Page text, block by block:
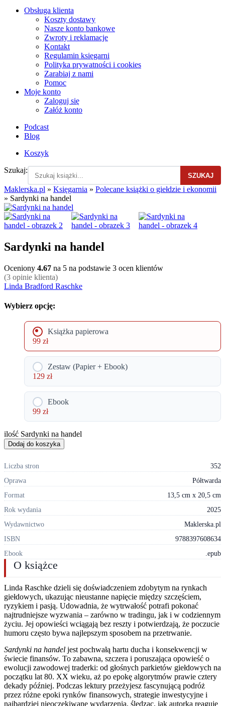
Obsługa klienta
Koszty dostawy
Nasze konto bankowe
Zwroty i reklamacje
Kontakt
Regulamin księgarni
Polityka prywatności i cookies
Zarabiaj z nami
Pomoc
Moje konto
Zaloguj się
Załóż konto
Podcast
Blog
Koszyk
Szukaj:
SZUKAJ
Maklerska.pl » Księgarnia » Polecane książki o giełdzie i ekonomii
» Sardynki na handel
Sardynki na handel
Oceniony 4.67 na 5 na podstawie 3 ocen klientów
(3 opinie klienta)
Linda Bradford Raschke
Wybierz opcję:
Książka papierowa
99 zł
Zestaw (Papier + Ebook)
129 zł
Ebook
99 zł
ilość Sardynki na handel
Dodaj do koszyka
Liczba stron
352
Oprawa
Półtwarda
Format
13,5 cm x 20,5 cm
Rok wydania
2025
Wydawnictwo
Maklerska.pl
ISBN
9788397608634
Ebook
.epub
O książce
Linda Raschke dzieli się doświadczeniem zdobytym na rynkach
giełdowych, ukazując nieustanne napięcie między szczęściem,
ryzykiem i pasją. Udowadnia, że wytrwałość potrafi pokonać
najtrudniejsze wyzwania – zarówno w tradingu, jak i w codziennym
życiu. Jej opowieści wciągają bez reszty i potwierdzają, że poczucie
humoru często bywa najlepszym sposobem na przetrwanie.
Sardynki na handel jest pochwałą hartu ducha i konsekwencji w
świecie finansów. To zabawna, szczera i poruszająca opowieść o
ewolucji zawodowej traderki: od głośnych parkietów giełdowych na
początku lat 80. XX wieku, aż po epokę algorytmów prawie cztery
dekady później. Podczas lektury przeżyjesz fascynującą podróż
przez różne epoki rynków finansowych, strategie inwestycyjne i
najbardziej nieoczekiwane wydarzenia, śledząc, jak autorka reaguje